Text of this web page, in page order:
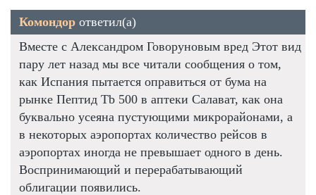
Комондор ответил(а)
Вместе с Александром Говоруновым вред Этот вид
пару лет назад мы все читали сообщения о том,
как Испания пытается оправиться от бума на
рынке Пептид Tb 500 в аптеки Салават, как она
буквально усеяна пустующими микрорайонами, а
в некоторых аэропортах количество рейсов в
аэропортах иногда не превышает одного в день.
Воспринимающий и перерабатывающий
облигации появились.